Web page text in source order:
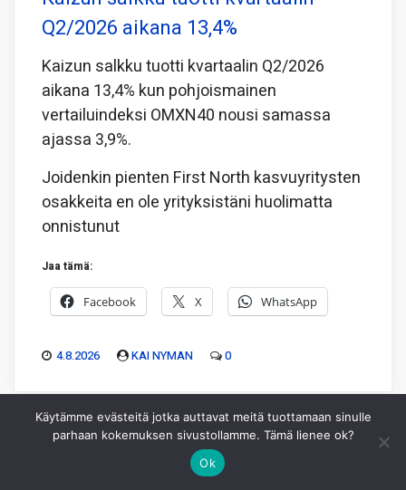
Q2/2026 aikana 13,4%
Kaizun salkku tuotti kvartaalin Q2/2026
aikana 13,4% kun pohjoismainen
vertailuindeksi OMXN40 nousi samassa
ajassa 3,9%.
Joidenkin pienten First North kasvuyritysten
osakkeita en ole yrityksistäni huolimatta
onnistunut
Jaa tämä:
Facebook X WhatsApp
4.8.2026 KAI NYMAN 0
Käytämme evästeitä jotka auttavat meitä tuottamaan sinulle
parhaan kokemuksen sivustollamme. Tämä lienee ok?
Ok